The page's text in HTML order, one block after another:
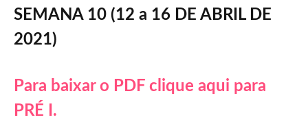
SEMANA 10 (12 a 16 DE ABRIL DE
2021)
Para baixar o PDF clique aqui para
PRÉ I.